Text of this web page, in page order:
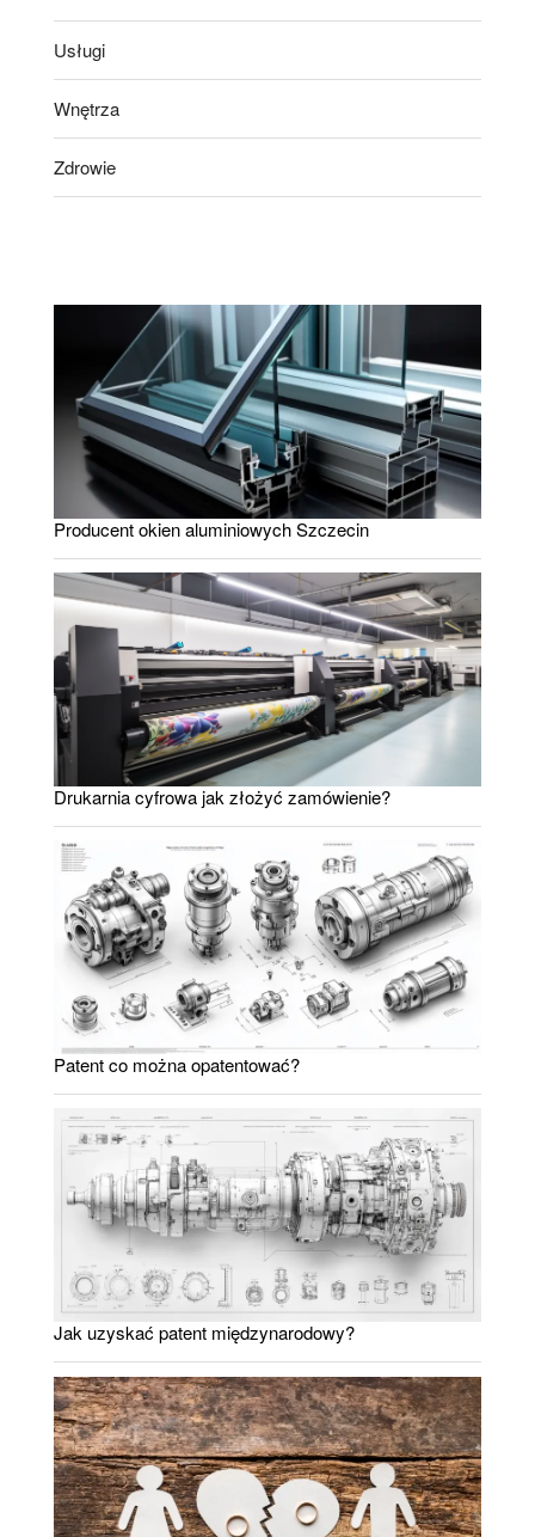
Usługi
Wnętrza
Zdrowie
Producent okien aluminiowych Szczecin
Drukarnia cyfrowa jak złożyć zamówienie?
Patent co można opatentować?
Jak uzyskać patent międzynarodowy?